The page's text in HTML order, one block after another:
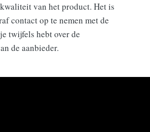
van het product. Het is
contact op te nemen met de
twijfels hebt over de
de aanbieder.